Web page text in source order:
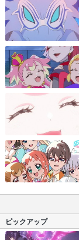
ピックアップ